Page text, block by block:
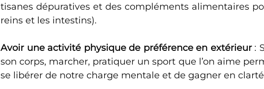
tisanes dépuratives et des compléments alimentaires
reins et les intestins).
Avoir une activité physique de préférence en extérieur :
son corps, marcher, pratiquer un sport que l’on aime
se libérer de notre charge mentale et de gagner en clarté